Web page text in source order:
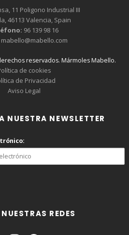
11 Poligono Industrial III
46113 Valencia, Spain
96 139 98 16
mabello@mabello.com
reservados. Mármoles Mabello.
de cookies
de Privacidad
Aviso Legal
NUESTRA NEWSLETTER
REDES